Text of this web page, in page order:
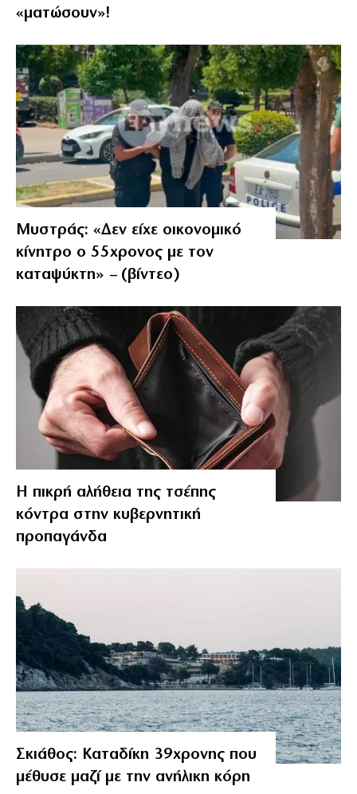
«ματώσουν»!
Μυστράς: «Δεν είχε οικονομικό
κίνητρο ο 55χρονος με τον
καταψύκτη» – (βίντεο)
Η πικρή αλήθεια της τσέπης
κόντρα στην κυβερνητική
προπαγάνδα
Σκιάθος: Καταδίκη 39χρονης που
μέθυσε μαζί με την ανήλικη κόρη